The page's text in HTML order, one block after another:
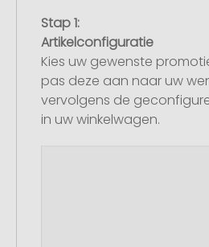
Stap 1:
Artikelconfiguratie
Kies uw gewenste
pas deze aan naar uw
vervolgens de
in uw winkelwagen.